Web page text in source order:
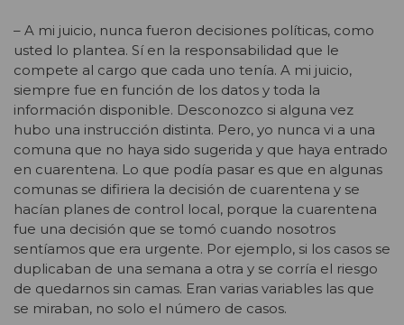
– A mi juicio, nunca fueron decisiones políticas, como
usted lo plantea. Sí en la responsabilidad que le
compete al cargo que cada uno tenía. A mi juicio,
siempre fue en función de los datos y toda la
información disponible. Desconozco si alguna vez
hubo una instrucción distinta. Pero, yo nunca vi a una
comuna que no haya sido sugerida y que haya entrado
en cuarentena. Lo que podía pasar es que en algunas
comunas se difiriera la decisión de cuarentena y se
hacían planes de control local, porque la cuarentena
fue una decisión que se tomó cuando nosotros
sentíamos que era urgente. Por ejemplo, si los casos se
duplicaban de una semana a otra y se corría el riesgo
de quedarnos sin camas. Eran varias variables las que
se miraban, no solo el número de casos.